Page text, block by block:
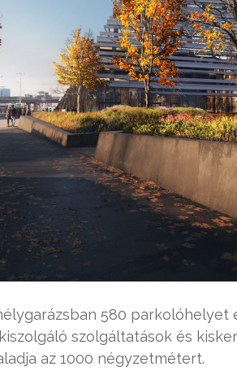
580
szolgáltatások és
az 1000 négyzetmétert.